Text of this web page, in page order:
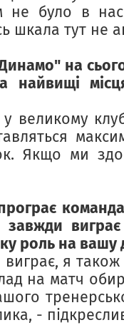
не було в
шкала тут не
на
найвищі
великому
Якщо ми
завжди
роль на вашу
я також
на матч
-